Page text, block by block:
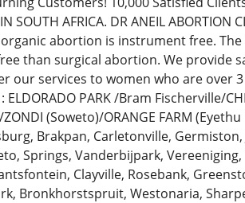
SOUTH AFRICA. DR ANEIL ABORTION
abortion is instrument free.
than surgical abortion. We provide
our services to women who are over 3
: ELDORADO PARK /Bram Fischerville/
(Soweto)/ORANGE FARM
Brakpan, Carletonville,
Springs, Vanderbijpark,
Clayville, Rosebank,
Bronkhorstspruit, Westonaria,